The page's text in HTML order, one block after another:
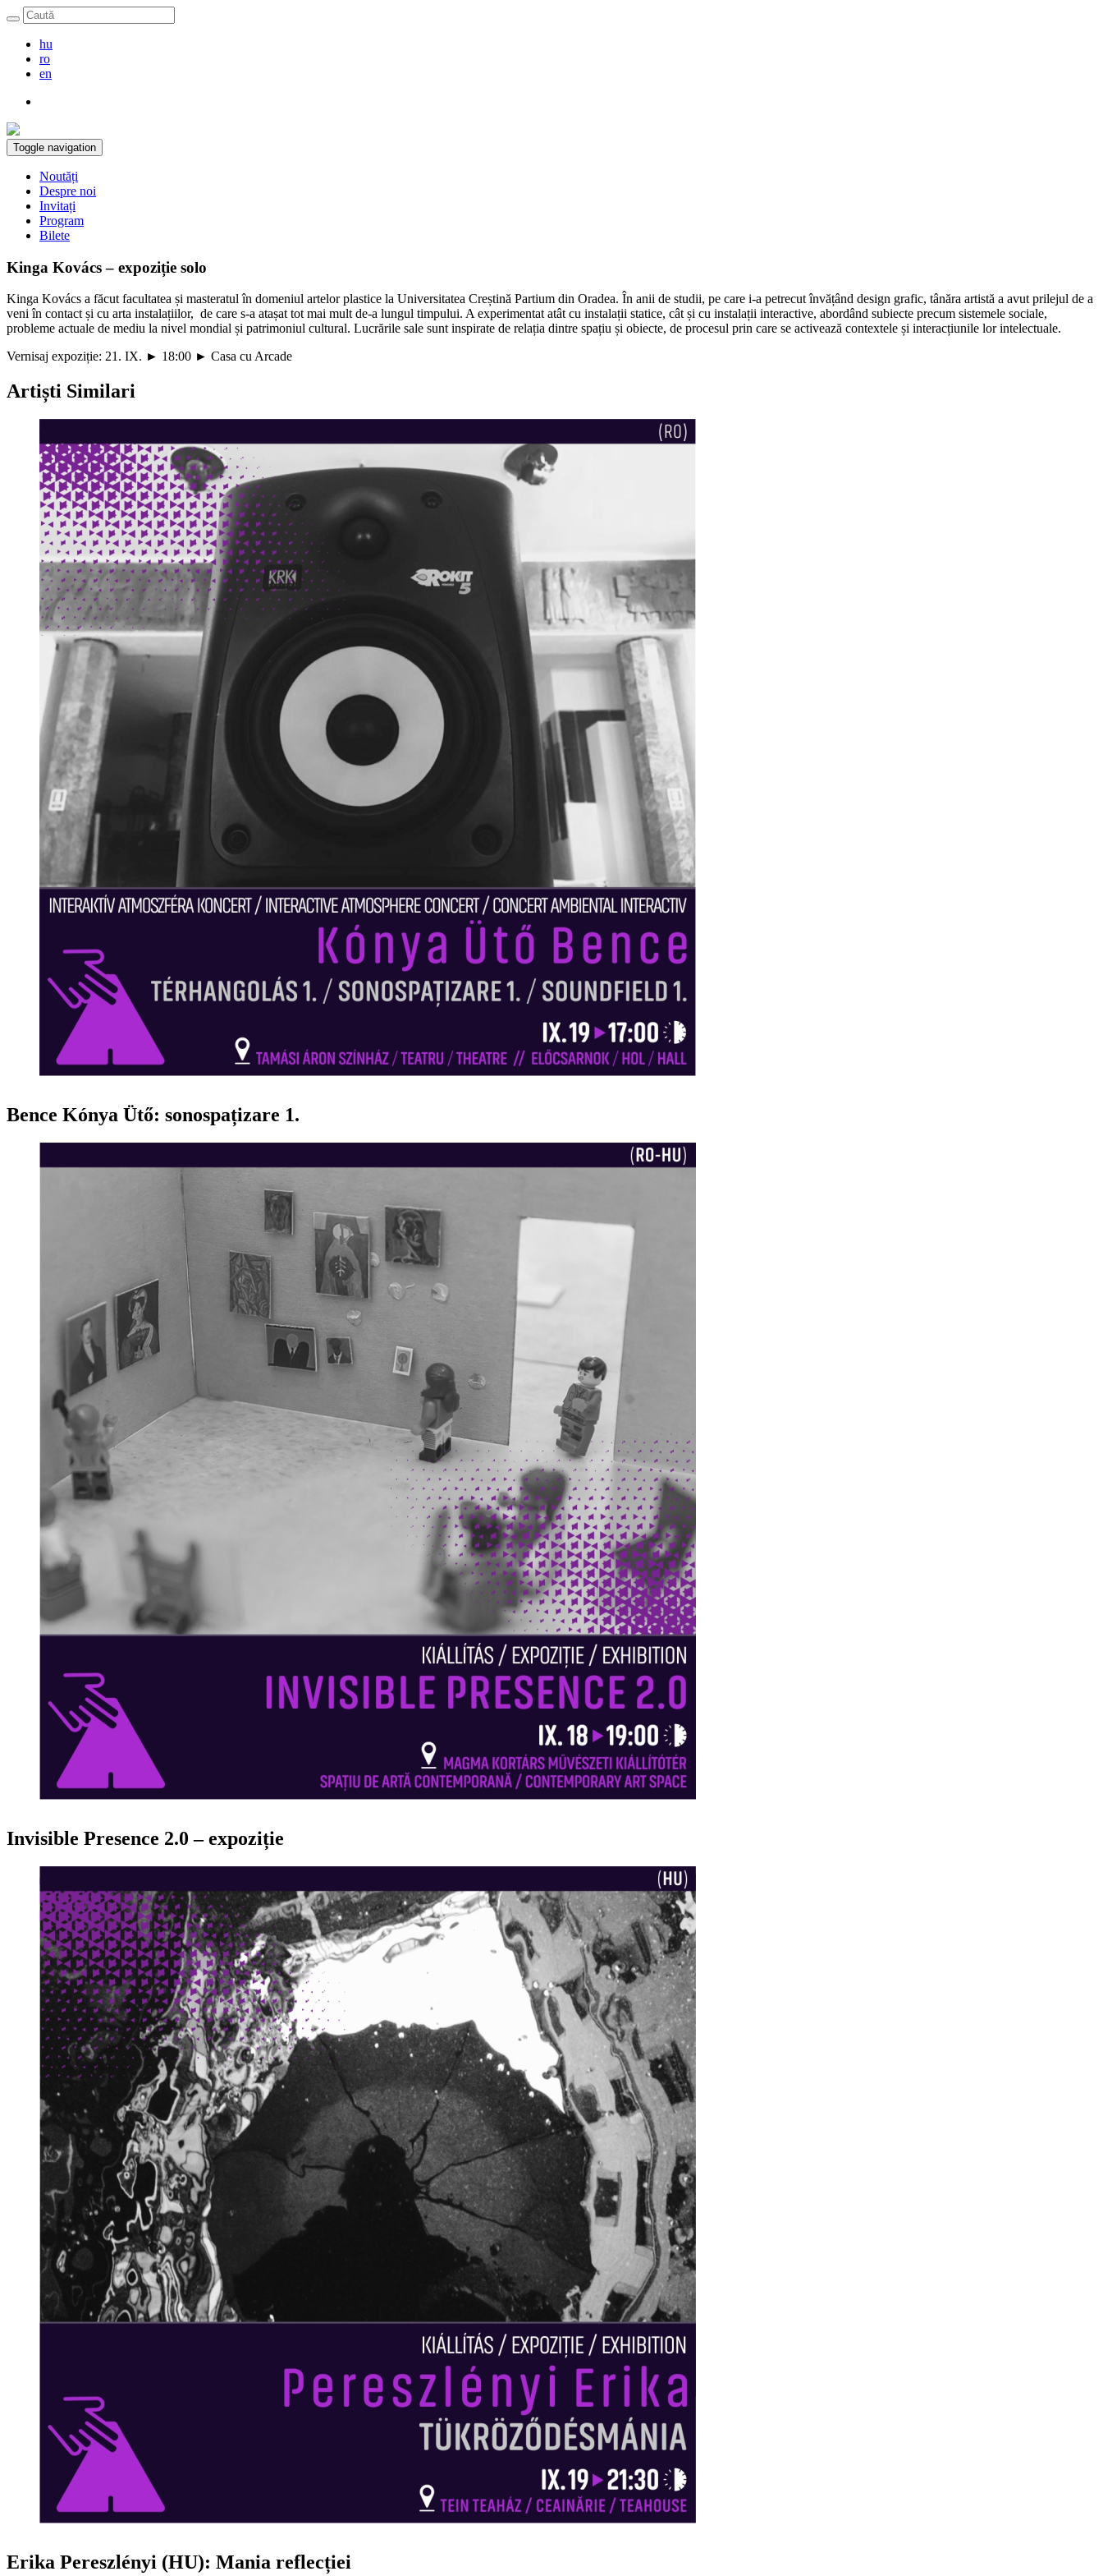
hu
ro
en
Toggle navigation
Noutăți
Despre noi
Invitați
Program
Bilete
Kinga Kovács – expoziție solo
Kinga Kovács a făcut facultatea și masteratul în domeniul artelor plastice la Universitatea Creștină Partium din Oradea. În anii de studii, pe care i-a petrecut învățând design grafic, tânăra artistă a avut prilejul de a
veni în contact și cu arta instalațiilor, de care s-a atașat tot mai mult de-a lungul timpului. A experimentat atât cu instalații statice, cât și cu instalații interactive, abordând subiecte precum sistemele sociale,
probleme actuale de mediu la nivel mondial și patrimoniul cultural. Lucrările sale sunt inspirate de relația dintre spațiu și obiecte, de procesul prin care se activează contextele și interacțiunile lor intelectuale.
Vernisaj expoziție: 21. IX. ► 18:00 ► Casa cu Arcade
Artiști Similari
Bence Kónya Ütő: sonospațizare 1.
Invisible Presence 2.0 – expoziție
Erika Pereszlényi (HU): Mania reflecției